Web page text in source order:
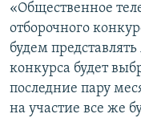
«Общественное
отборочного
будем
конкурса будет
последние пару
на участие все же